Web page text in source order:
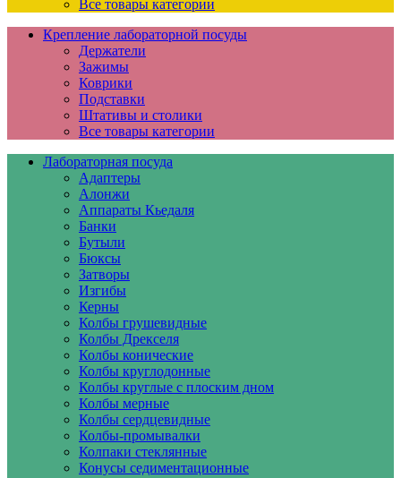
Все товары категории
Крепление лабораторной посуды
Держатели
Зажимы
Коврики
Подставки
Штативы и столики
Все товары категории
Лабораторная посуда
Адаптеры
Алонжи
Аппараты Кьедаля
Банки
Бутыли
Бюксы
Затворы
Изгибы
Керны
Колбы грушевидные
Колбы Дрекселя
Колбы конические
Колбы круглодонные
Колбы круглые с плоским дном
Колбы мерные
Колбы сердцевидные
Колбы-промывалки
Колпаки стеклянные
Конусы седиментационные